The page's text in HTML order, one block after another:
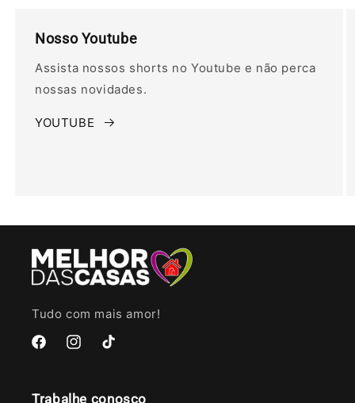
Nosso Youtube
Assista nossos shorts no Youtube e não perca
nossas novidades.
YOUTUBE
Tudo com mais amor!
FacebookInstagramTikTok
Trabalhe conosco